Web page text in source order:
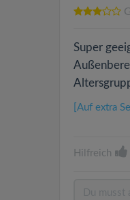
Super
[Auf extra
Hilfreich